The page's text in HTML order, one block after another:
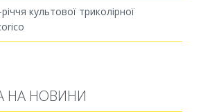
культової триколірної
НА НОВИНИ